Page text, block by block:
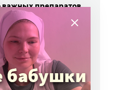
препаратов
закон
Как этого